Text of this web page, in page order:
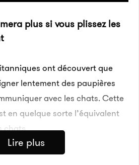
plus si vous plissez les
ont décou­vert que
lente­ment des paupières
avec les chats. Cette
en quelque sorte l’équi­valent
chats.
attraper le coronavirus et se
Lire plus